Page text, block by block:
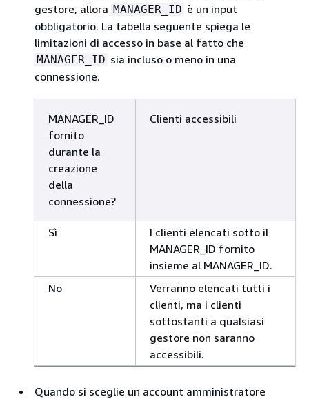
gestore, allora MANAGER_ID è un input
obbligatorio. La tabella seguente spiega le
limitazioni di accesso in base al fatto che
MANAGER_ID sia incluso o meno in una
connessione.
MANAGER_ID
fornito
durante la
creazione
della
connessione?
Clienti accessibili
Sì
I clienti elencati sotto il
MANAGER_ID fornito
insieme al MANAGER_ID.
No
Verranno elencati tutti i
clienti, ma i clienti
sottostanti a qualsiasi
gestore non saranno
accessibili.
Quando si sceglie un account amministratore